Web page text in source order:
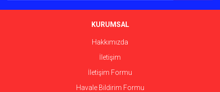
Ürün fiyatı diğer sitelerden daha pahalı.
KURUMSAL
Hakkımızda
İletişim
İletişim Formu
Havale Bildirim Formu